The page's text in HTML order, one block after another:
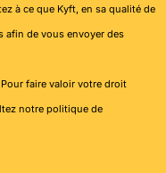
à ce que Kyft, en sa qualité de
afin de vous envoyer des
faire valoir votre droit
notre politique de